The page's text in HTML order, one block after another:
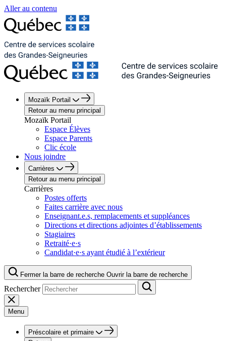
Aller au contenu
Mozaïk Portail
Retour au menu principal
Mozaïk Portail
Espace Élèves
Espace Parents
Clic école
Nous joindre
Carrières
Retour au menu principal
Carrières
Postes offerts
Faites carrière avec nous
Enseignant.e.s, remplacements et suppléances
Directions et directions adjointes d’établissements
Stagiaires
Retraité·e·s
Candidat·e·s ayant étudié à l’extérieur
Fermer la barre de recherche Ouvrir la barre de recherche
Rechercher
Menu
Préscolaire et primaire